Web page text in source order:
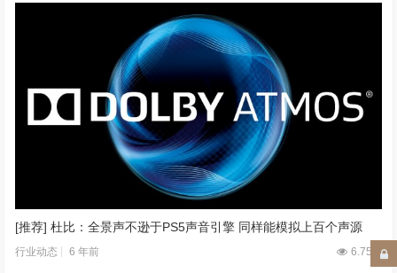
[推荐] 杜比：全景声不逊于PS5声音引擎 同样能模拟上百个声源
行业动态 6 年前 6.75W